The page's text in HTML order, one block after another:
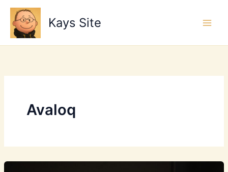
Zum
Inhalt
springen
Kays Site
Avaloq